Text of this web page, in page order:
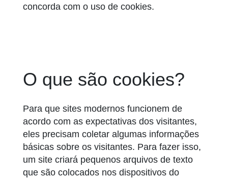
concorda com o uso de cookies.
O que são cookies?
Para que sites modernos funcionem de
acordo com as expectativas dos visitantes,
eles precisam coletar algumas informações
básicas sobre os visitantes. Para fazer isso,
um site criará pequenos arquivos de texto
que são colocados nos dispositivos do